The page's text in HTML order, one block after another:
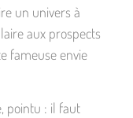
un univers à
aux prospects
fameuse envie
pointu : il faut